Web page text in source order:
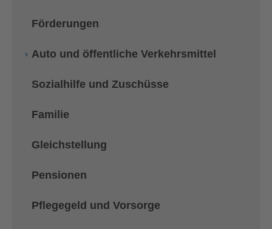
Förderungen
Auto und öffentliche Verkehrsmittel
Sozialhilfe und Zuschüsse
Familie
Gleichstellung
Pensionen
Pflegegeld und Vorsorge